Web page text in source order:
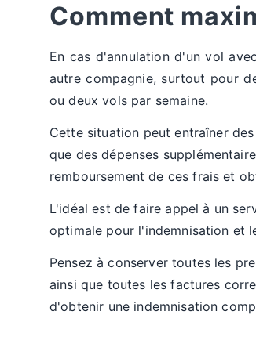
Comment
En cas d'annulation d'un vol
autre compagnie, surtout pour
ou deux vols par semaine.
Cette situation peut entraîner
que des dépenses
remboursement de ces frais et
L'idéal est de faire appel à un
optimale pour l'indemnisation et
Pensez à conserver toutes les
ainsi que toutes les factures
d'obtenir une indemnisation